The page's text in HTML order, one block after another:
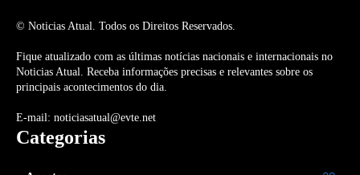
© Noticias Atual. Todos os Direitos Reservados.
Fique atualizado com as últimas notícias nacionais e internacionais no
Noticias Atual. Receba informações precisas e relevantes sobre os
principais acontecimentos do dia.
E-mail: noticiasatual@evte.net
Categorias